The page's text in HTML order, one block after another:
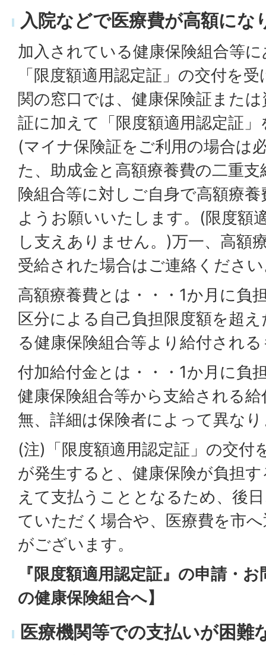
入院などで医療費が高額にな
加入されている健康保険組合等
「限度額適用認定証」の交付を
関の窓口では、健康保険証また
証に加えて「限度額適用認定証
(マイナ保険証をご利用の場合は
た、助成金と高額療養費の二重
険組合等に対しご自身で高額療
ようお願いいたします。(限度額
し支えありません。)万一、高額
受給された場合はご連絡くださ
高額療養費とは・・・1か月に負
区分による自己負担限度額を超
る健康保険組合等より給付され
付加給付金とは・・・1か月に負
健康保険組合等から支給される
無、詳細は保険者によって異な
(注)「限度額適用認定証」の交付
が発生すると、健康保険が負担
えて支払うこととなるため、後
ていただく場合や、医療費を市
がございます。
『限度額適用認定証』の申請・
の健康保険組合へ】
医療機関等での支払いが困難